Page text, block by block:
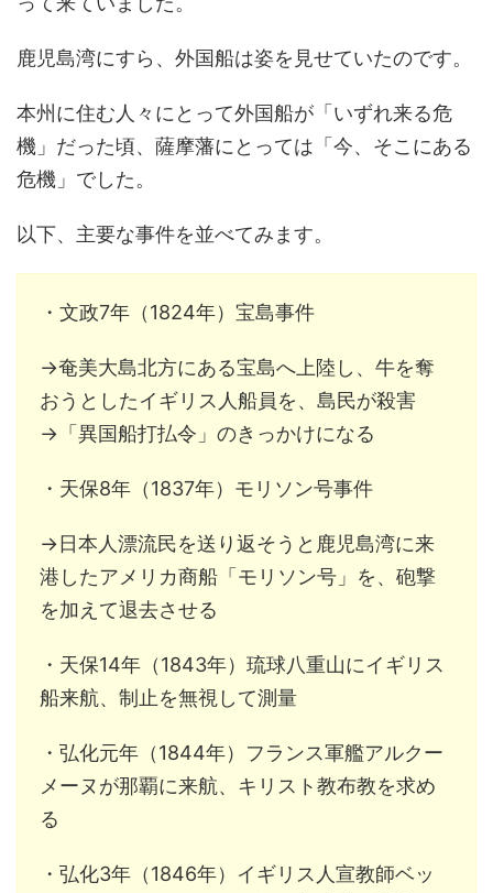
鹿児島湾にすら、外国船は姿を見せていたのです。
本州に住む人々にとって外国船が「いずれ来る危
機」だった頃、薩摩藩にとっては「今、そこにある
危機」でした。
以下、主要な事件を並べてみます。
・文政7年（1824年）宝島事件
→奄美大島北方にある宝島へ上陸し、牛を奪
おうとしたイギリス人船員を、島民が殺害
→「異国船打払令」のきっかけになる
・天保8年（1837年）モリソン号事件
→日本人漂流民を送り返そうと鹿児島湾に来
港したアメリカ商船「モリソン号」を、砲撃
を加えて退去させる
・天保14年（1843年）琉球八重山にイギリス
船来航、制止を無視して測量
・弘化元年（1844年）フランス軍艦アルクー
メーヌが那覇に来航、キリスト教布教を求め
る
・弘化3年（1846年）イギリス人宣教師ベッ